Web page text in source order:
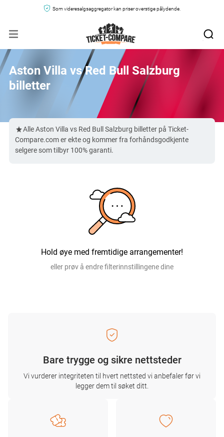
Som videresalgsaggregator kan priser overstige pålydende.
Aston Villa vs Red Bull Salzburg
billetter
Alle Aston Villa vs Red Bull Salzburg billetter på Ticket-
Compare.com er ekte og kommer fra forhåndsgodkjente
selgere som tilbyr 100% garanti.
Hold øye med fremtidige arrangementer!
eller prøv å endre filterinnstillingene dine
Bare trygge og sikre nettsteder
Vi vurderer integriteten til hvert nettsted vi anbefaler før vi
legger dem til søket ditt.